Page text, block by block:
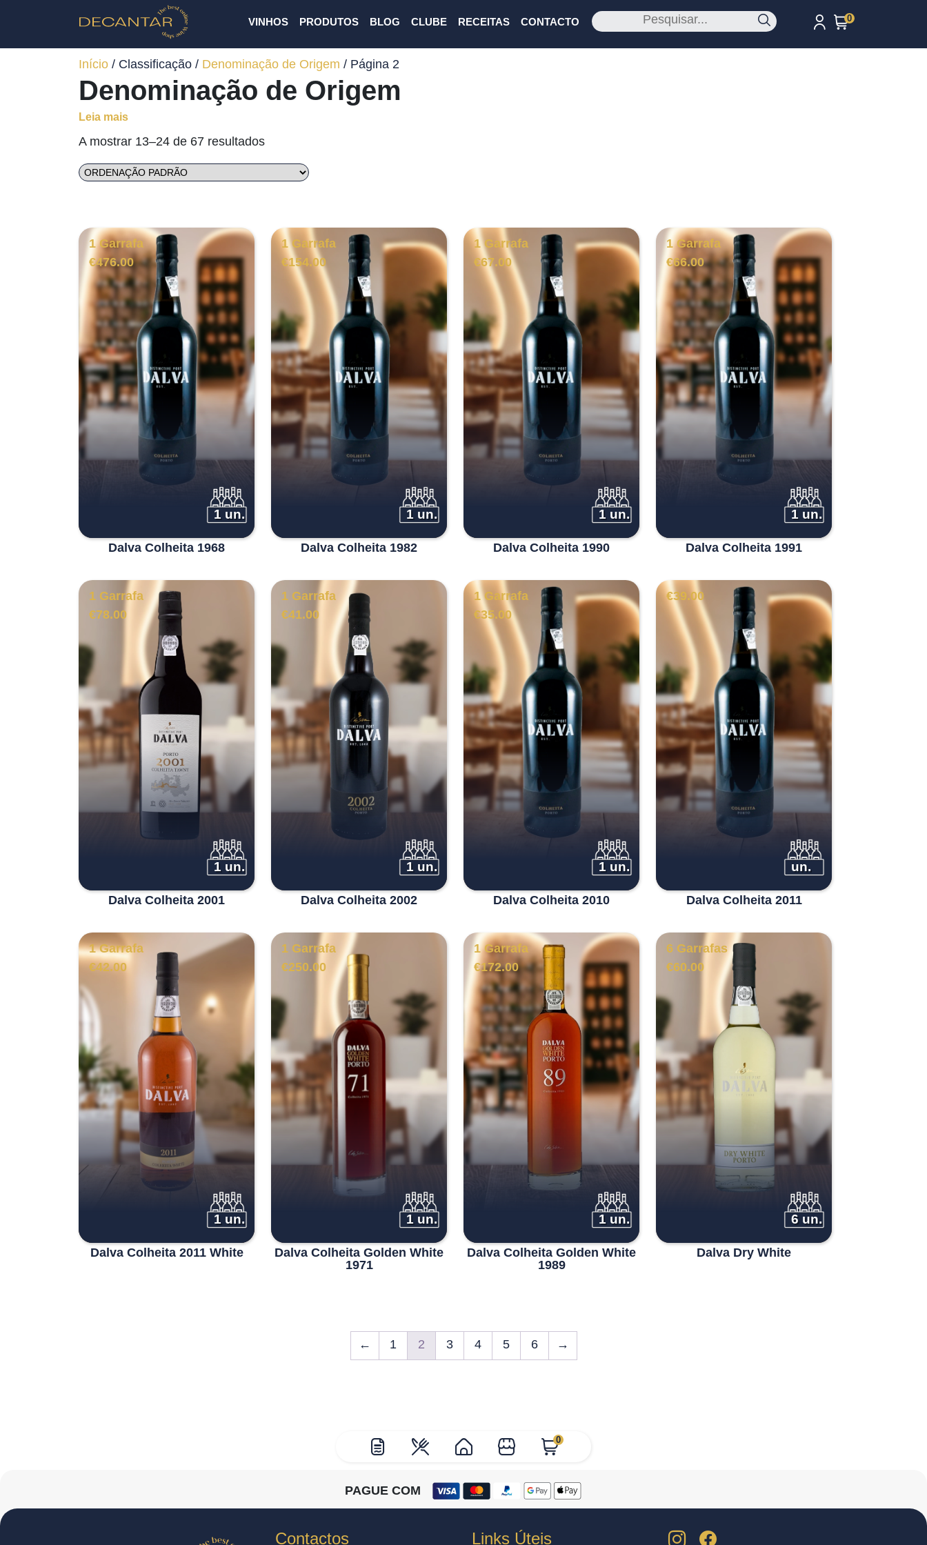
VINHOS PRODUTOS BLOG CLUBE RECEITAS CONTACTO 0
0
Início / Classificação / Denominação de Origem / Página 2
Denominação de Origem
Leia mais
A mostrar 13–24 de 67 resultados
1 Garrafa
€476.00
1 un.
Dalva Colheita 1968
1 Garrafa
€154.00
1 un.
Dalva Colheita 1982
1 Garrafa
€67.00
1 un.
Dalva Colheita 1990
1 Garrafa
€66.00
1 un.
Dalva Colheita 1991
1 Garrafa
€78.00
1 un.
Dalva Colheita 2001
1 Garrafa
€41.00
1 un.
Dalva Colheita 2002
1 Garrafa
€35.00
1 un.
Dalva Colheita 2010
€39.00
un.
Dalva Colheita 2011
1 Garrafa
€42.00
1 un.
Dalva Colheita 2011 White
1 Garrafa
€250.00
1 un.
Dalva Colheita Golden White
1971
1 Garrafa
€172.00
1 un.
Dalva Colheita Golden White
1989
6 Garrafas
€60.00
6 un.
Dalva Dry White
← 1 2 3 4 5 6 →
PAGUE COM
Contactos Links Úteis